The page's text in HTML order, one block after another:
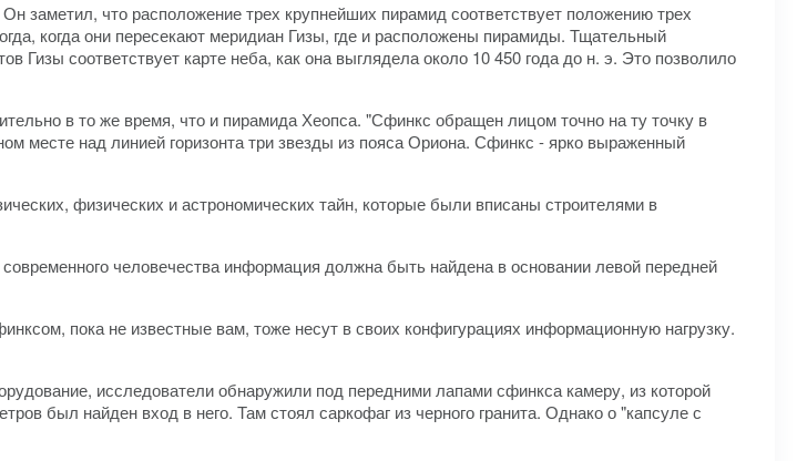
что расположение трех крупнейших пирамид соответствует положению трех
когда они пересекают меридиан Гизы, где и расположены пирамиды. Тщательный
соответствует карте неба, как она выглядела около 10 450 года до н. э. Это позволило
в то же время, что и пирамида Хеопса. "Сфинкс обращен лицом точно на ту точку в
месте над линией горизонта три звезды из пояса Ориона. Сфинкс - ярко выраженный
физических и астрономических тайн, которые были вписаны строителями в
человечества информация должна быть найдена в основании левой передней
пока не известные вам, тоже несут в своих конфигурациях информационную нагрузку.
исследователи обнаружили под передними лапами сфинкса камеру, из которой
был найден вход в него. Там стоял саркофаг из черного гранита. Однако о "капсуле с